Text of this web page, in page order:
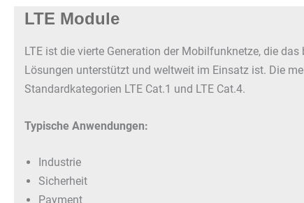
LTE Module
LTE ist die vierte Generation der Mobilfunknetze, die
Lösungen unterstützt und weltweit im Einsatz ist. Die
Standardkategorien LTE Cat.1 und LTE Cat.4.
Typische Anwendungen:
Industrie
Sicherheit
Payment